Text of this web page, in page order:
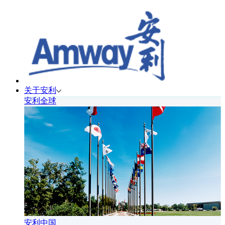
关于安利
安利全球
安利中国